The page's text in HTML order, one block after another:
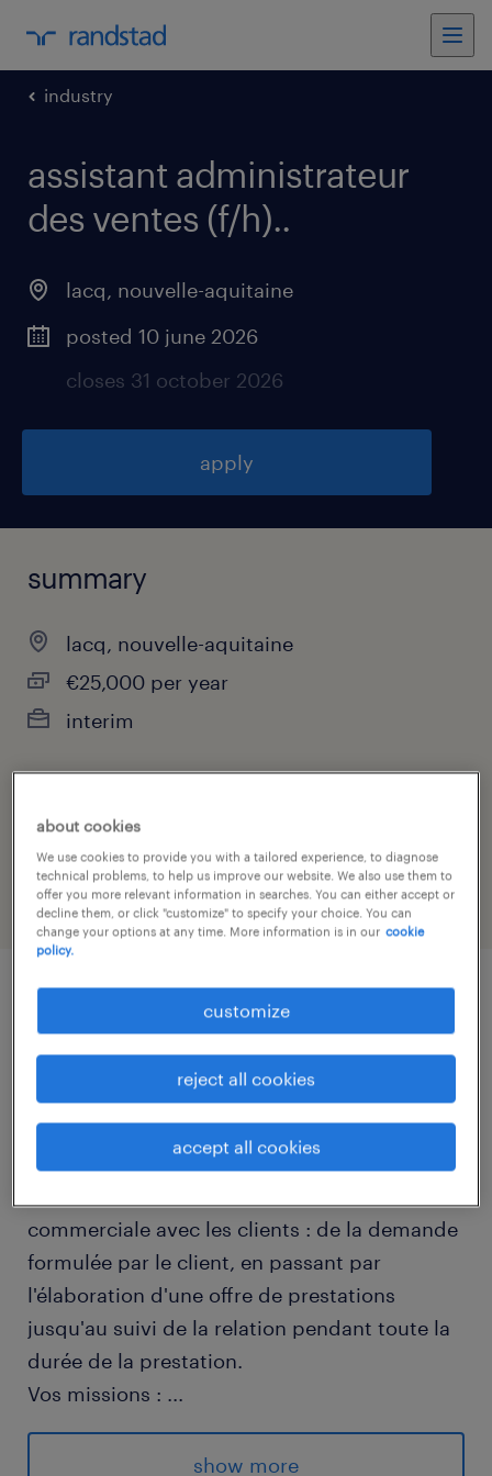
industry
assistant administrateur
des ventes (f/h)..
lacq, nouvelle-aquitaine
posted 10 june 2026
closes 31 october 2026
apply
summary
lacq, nouvelle-aquitaine
€25,000 per year
interim
job category
industry
descriptif du poste
Au sein d'une equipe, vous participez au
commerciale avec les clients : de la demande
formulée par le client, en passant par
l'élaboration d'une offre de prestations
jusqu'au suivi de la relation pendant toute la
durée de la prestation.
Vos missions : ...
- Vous assurez le suivi de la relation Clients
pour les Offres de Prestations
show more
about cookies
We use cookies to provide you with a tailored experience, to diagnose
technical problems, to help us improve our website. We also use them to
offer you more relevant information in searches. You can either accept or
decline them, or click "customize" to specify your choice. You can
change your options at any time. More information is in our cookie
policy.
customize
reject all cookies
accept all cookies